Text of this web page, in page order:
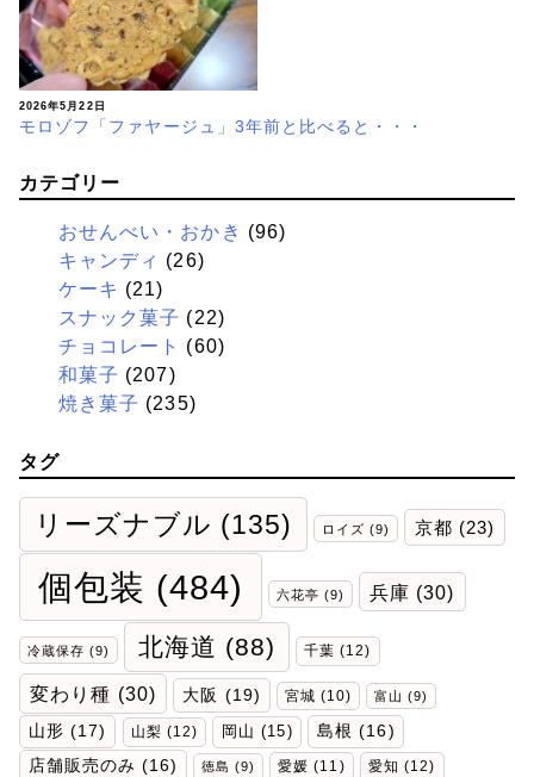
2026年5月22日
モロゾフ「ファヤージュ」3年前と比べると・・・
カテゴリー
おせんべい・おかき (96)
キャンディ (26)
ケーキ (21)
スナック菓子 (22)
チョコレート
(60)
和菓子 (207)
焼き菓子 (235)
タグ
リーズナブル (135) ロイズ (9) 京都 (23)
個包装 (484) 六花亭 (9) 兵庫 (30)
冷蔵保存 (9) 北海道 (88) 千葉 (12)
変わり種 (30) 大阪 (19) 宮城 (10) 富山 (9)
山形 (17) 山梨 (12) 岡山 (15) 島根 (16)
店舗販売のみ (16) 徳島 (9) 愛媛 (11) 愛知 (12)